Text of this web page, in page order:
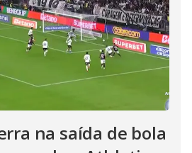
na saída de bola